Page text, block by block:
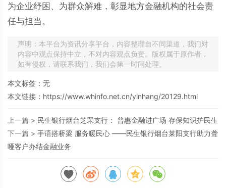
为企业纾困、为群众解难，彰显地方金融机构的社会责
任与担当。
声明：本平台为资讯分享平台，内容整理自不同渠道，我们对
内容中观点保持中立，不对内容观点负责。版权属于原作者，
如有侵权，请联系我们，我们会第一时间处理。
本文标签：无
本文链接： https://www.whinfo.net.cn/yinhang/20129.html
上一篇 > 民生银行烟台芝罘支行： 普惠金融进广场 存保知识护民生
下一篇 > 手语搭桥梁 服务暖民心 ——民生银行烟台莱阳支行助力聋
哑客户办结金融业务